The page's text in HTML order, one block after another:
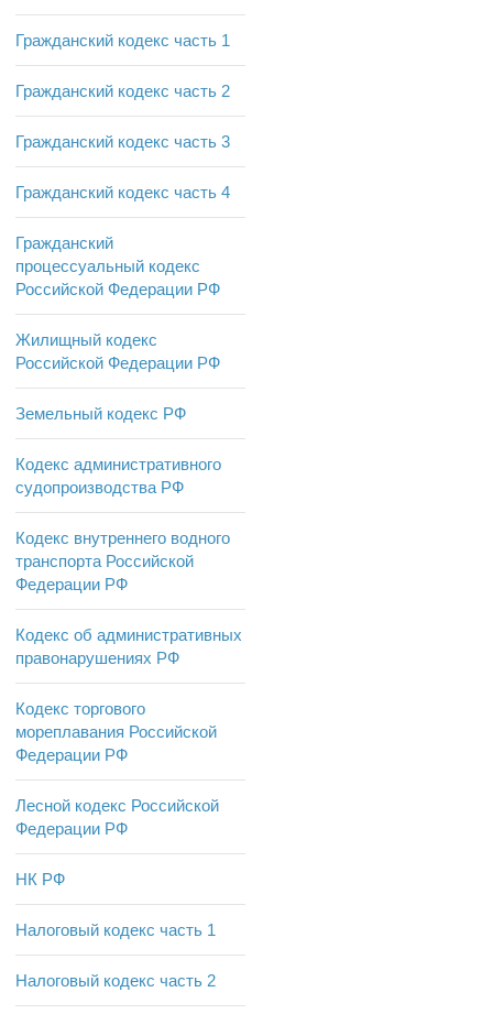
Гражданский кодекс часть 1
Гражданский кодекс часть 2
Гражданский кодекс часть 3
Гражданский кодекс часть 4
Гражданский
процессуальный кодекс
Российской Федерации РФ
Жилищный кодекс
Российской Федерации РФ
Земельный кодекс РФ
Кодекс административного
судопроизводства РФ
Кодекс внутреннего водного
транспорта Российской
Федерации РФ
Кодекс об административных
правонарушениях РФ
Кодекс торгового
мореплавания Российской
Федерации РФ
Лесной кодекс Российской
Федерации РФ
НК РФ
Налоговый кодекс часть 1
Налоговый кодекс часть 2